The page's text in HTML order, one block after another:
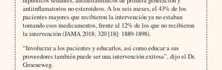
antiinflamatorios no esteroideos. A los seis meses, el 43% de los
pacientes mayores que recibieron la intervención ya no estaban
tomando esos medicamentos, frente al 12% de los que no recibieron
la intervención (JAMA 2018; 320 [18]: 1889-1898).
“Involucrar a los pacientes y educarlos, así como educar a sus
proveedores también puede ser una intervención exitosa”, dijo el Dr.
Groeneweg.